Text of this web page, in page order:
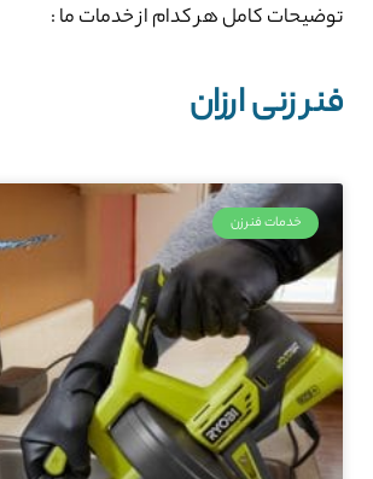
توضیحات کامل هر کدام از خدمات ما :
فنر زنی ارزان
خدمات فنرزن